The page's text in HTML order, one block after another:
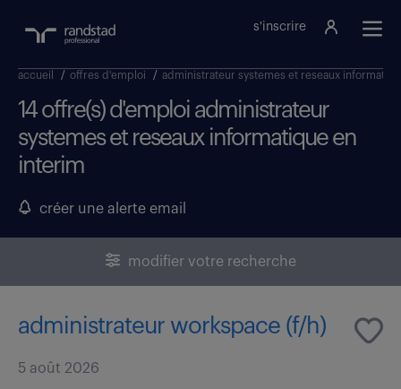
s'inscrire
accueil / offres d'emploi / administrateur systemes et reseaux
14 offre(s) d'emploi administrateur
systemes et reseaux informatique en
interim
créer une alerte email
modifier votre recherche
administrateur workspace (f/h)
5 août 2026